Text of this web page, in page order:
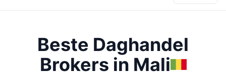
Beste Daghandel
Brokers in Mali